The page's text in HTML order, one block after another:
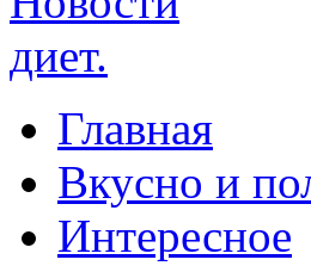
Главная
Вкусно и
Интересное